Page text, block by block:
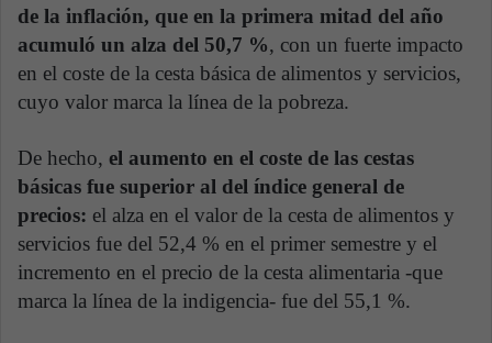
de la inflación, que en la primera mitad del año
acumuló un alza del 50,7 %, con un fuerte impacto
en el coste de la cesta básica de alimentos y servicios,
cuyo valor marca la línea de la pobreza.
De hecho, el aumento en el coste de las cestas
básicas fue superior al del índice general de
precios: el alza en el valor de la cesta de alimentos y
servicios fue del 52,4 % en el primer semestre y el
incremento en el precio de la cesta alimentaria -que
marca la línea de la indigencia- fue del 55,1 %.